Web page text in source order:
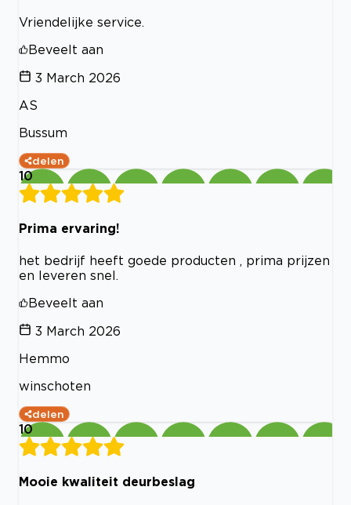
Vriendelijke service.
Beveelt aan
3 March 2026
AS
Bussum
delen
10
Prima ervaring!
het bedrijf heeft goede producten , prima prijzen
en leveren snel.
Beveelt aan
3 March 2026
Hemmo
winschoten
delen
10
Mooie kwaliteit deurbeslag